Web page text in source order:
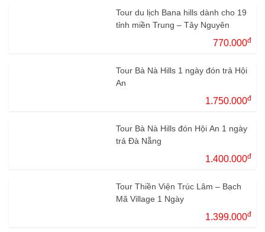
Tour du lịch Bana hills dành cho 19
tỉnh miền Trung – Tây Nguyên
770.000đ
Tour Bà Nà Hills 1 ngày đón trả Hội
An
1.750.000đ
Tour Bà Nà Hills đón Hội An 1 ngày
trả Đà Nẵng
1.400.000đ
Tour Thiền Viện Trúc Lâm – Bạch
Mã Village 1 Ngày
1.399.000đ